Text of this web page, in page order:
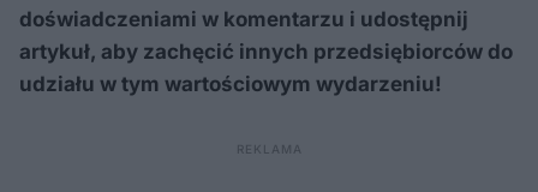
doświadczeniami w komentarzu i udostępnij
artykuł, aby zachęcić innych przedsiębiorców do
udziału w tym wartościowym wydarzeniu!